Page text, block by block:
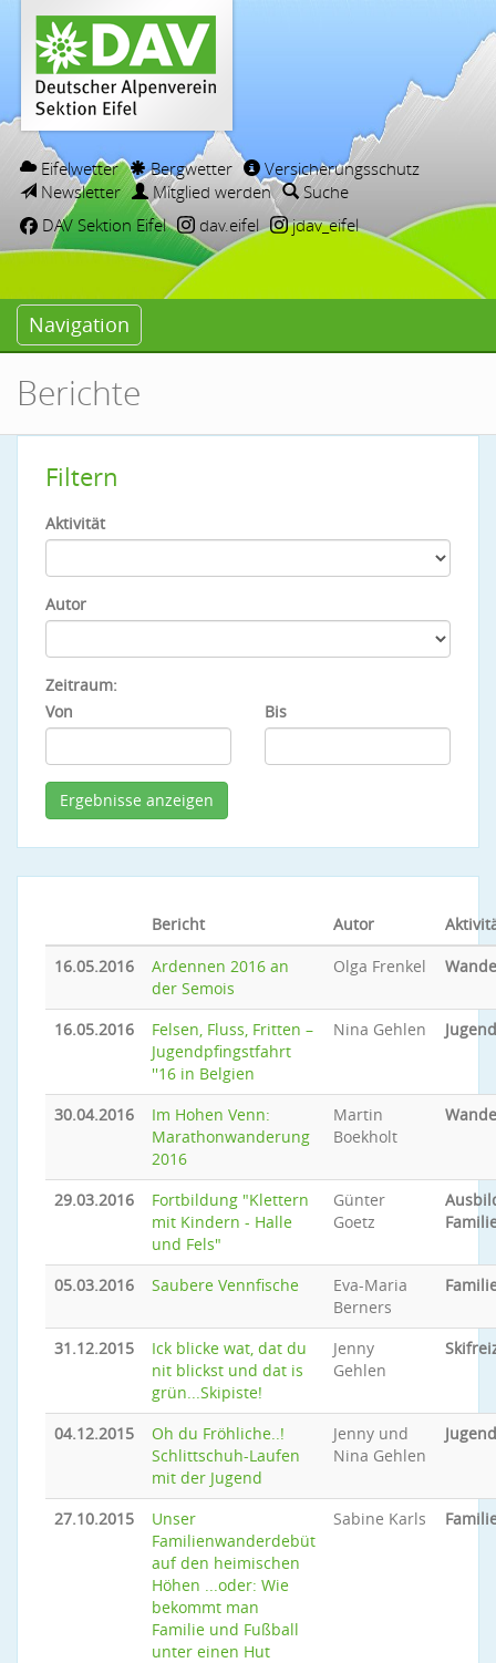
Eifelwetter Bergwetter
Versicherungsschutz
Newsletter
Mitglied werden
Suche
DAV Sektion Eifel
dav.eifel jdav_eifel
Navigation
Berichte
Filtern
Aktivität
Autor
Zeitraum:
Von
Bis
Bericht Autor
16.05.2016
Ardennen 2016 an
der Semois
Olga Frenkel
16.05.2016
Felsen, Fluss, Fritten –
Jugendpfingstfahrt
''16 in Belgien
Nina Gehlen
30.04.2016
Im Hohen Venn:
Marathonwanderung
2016
Martin
Boekholt
29.03.2016
Fortbildung "Klettern
mit Kindern - Halle
und Fels"
Günter
Goetz
05.03.2016 Saubere Vennfische
Eva-Maria
Berners
31.12.2015
Ick blicke wat, dat du
nit blickst und dat is
grün...Skipiste!
Jenny
Gehlen
04.12.2015
Oh du Fröhliche..!
Schlittschuh-Laufen
mit der Jugend
Jenny und
Nina Gehlen
27.10.2015
Unser
Familienwanderdebüt
auf den heimischen
Höhen ...oder: Wie
bekommt man
Familie und Fußball
unter einen Hut
Sabine Karls